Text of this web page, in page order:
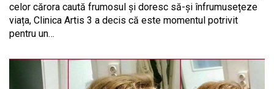
celor cărora caută frumosul și doresc să-și înfrumusețeze
viața, Clinica Artis 3 a decis că este momentul potrivit
pentru un…